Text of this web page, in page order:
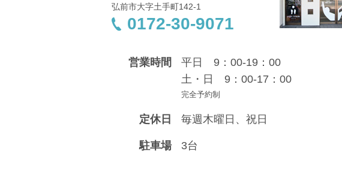
弘前市大字土手町142-1
0172-30-9071
営業時間
平日 9：00-19：00
土・日 9：00-17：00
完全予約制
定休日 毎週木曜日、祝日
駐車場 3台